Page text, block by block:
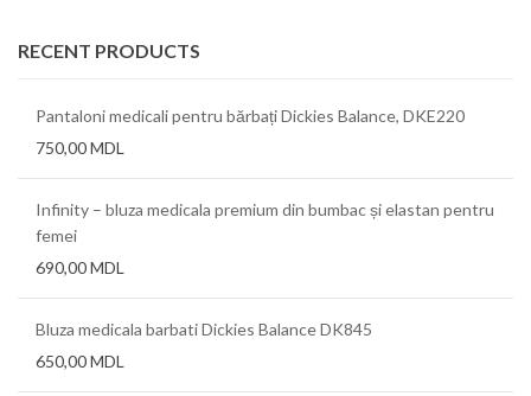
RECENT PRODUCTS
Pantaloni medicali pentru bărbați Dickies Balance, DKE220
750,00MDL
Infinity – bluza medicala premium din bumbac și elastan pentru
femei
690,00MDL
Bluza medicala barbati Dickies Balance DK845
650,00MDL